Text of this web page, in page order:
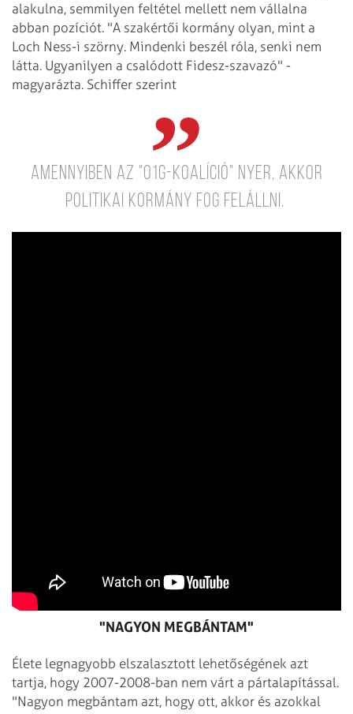
alakulna, semmilyen feltétel mellett nem vállalna
abban pozíciót. "A szakértői kormány olyan, mint a
Loch Ness-i szörny. Mindenki beszél róla, senki nem
látta. Ugyanilyen a csalódott Fidesz-szavazó" -
magyarázta. Schiffer szerint
amennyiben az "O1G-koalíció" nyer, akkor
politikai kormány fog felállni.
"NAGYON MEGBÁNTAM"
Élete legnagyobb elszalasztott lehetőségének azt
tartja, hogy 2007-2008-ban nem várt a pártalapítással.
"Nagyon megbántam azt, hogy ott, akkor és azokkal